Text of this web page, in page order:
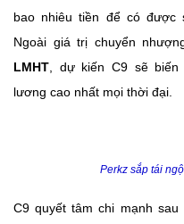
bao nhiêu tiền để có được
Ngoài giá trị chuyển
LMHT , dự kiến C9 sẽ
lương cao nhất mọi thời đại.
Perkz sắp tái
C9 quyết tâm chi mạnh